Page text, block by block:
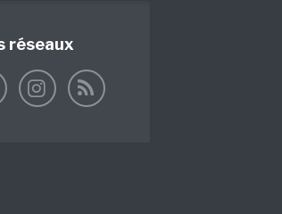
réseaux